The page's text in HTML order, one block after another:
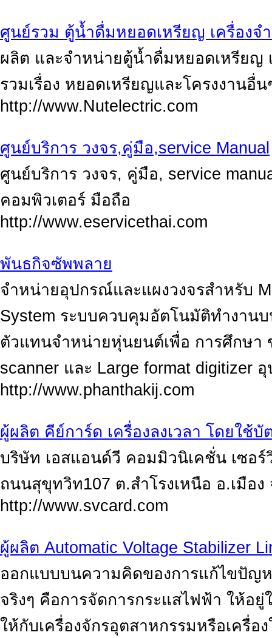
ศูนย์รวม ตู้น้ำดื่มหยอดเหรียญ เครื่อง
ผลิต และจำหน่ายตู้น้ำดื่มหยอดเหรียญ
รวมเรื่อง หยอดเหรียญและโครงงานอื่น
http://www.Nutelectric.com
ศูนย์บริการ วงจร,คู่มือ,service Manual
ศูนย์บริการ วงจร, คู่มือ, service
คอมพิวเตอร์ มือถือ
http://www.eservicethai.com
พันธกิจซัพพลาย
จำหน่ายอุปกรณ์และแผงวงจรสำหรับ
System ระบบควบคุมอัตโนมัติทำงาน
ตัวแทนจำหน่ายหุ่นยนต์เพื่อ การศึกษา
scanner และ Large format digitizer
http://www.phanthakij.com
ผู้ผลิต คีย์การ์ด เครื่องลงเวลา โดยใช้
บริษัท เอสแอนด์วี คอมมิวนิเคชั่น เซอร์
ถนนสุขุทวิท107 ต.สำโรงเหนือ อ.เมือง
http://www.svcard.com
ผู้ผลิต Automatic Voltage Stabilizer
ออกแบบบนความคิดของการแก้ไขปัญ
จริงๆ คือการจัดการกระแสไฟฟ้า ให้อ
ให้กับเครื่องจักรอุตสาหกรรมหรือเครื่